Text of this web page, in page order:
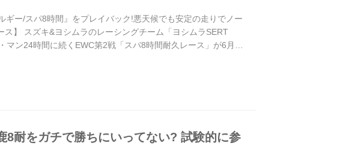
ー/スパ8時間』をプレイバック!悪天候でも安定の走りでノー
】 スズキ&ヨシムラのレーシングチーム「ヨシムラSERT
ン24時間に続くEWC第2戦「スパ8時間耐久レース」が6月7
耐をガチで勝ちにいってない? 試験的に参